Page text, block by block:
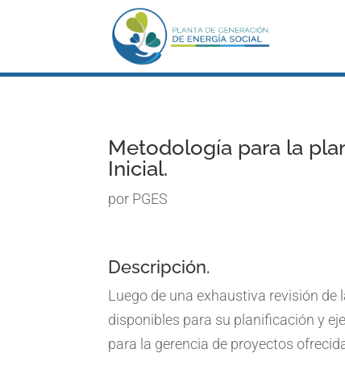
Metodología para la
Inicial.
por PGES
Descripción.
Luego de una exhaustiva revisión
disponibles para su planificación y
para la gerencia de proyectos